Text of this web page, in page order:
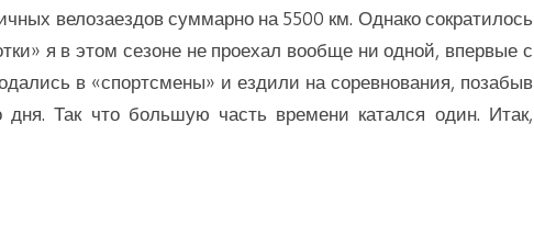
велозаездов суммарно на 5500 км. Однако сократилось
я в этом сезоне не проехал вообще ни одной, впервые с
в «спортсмены» и ездили на соревнования, позабыв
дня. Так что большую часть времени катался один. Итак,